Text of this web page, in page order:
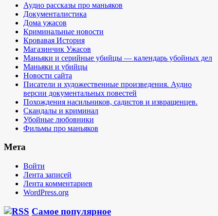
Аудио рассказы про маньяков
Документалистика
Дома ужасов
Криминальные новости
Кровавая История
Магазинчик Ужасов
Маньяки и серийные убийцы — календарь убойных дел
Маньяки и убийцы
Новости сайта
Писатели и художественные произведения. Аудио
версии документальных повестей
Похождения насильников, садистов и извращенцев.
Скандалы и криминал
Убойные любовники
Фильмы про маньяков
Мета
Войти
Лента записей
Лента комментариев
WordPress.org
Самое популярное